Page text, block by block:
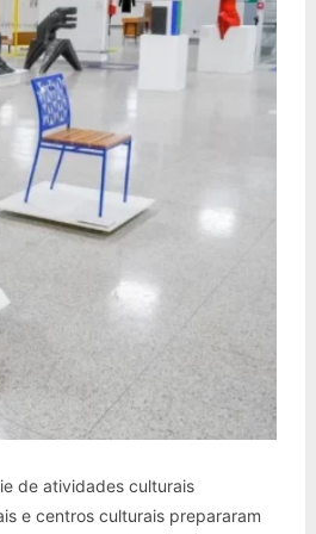
de atividades culturais
e centros culturais prepararam